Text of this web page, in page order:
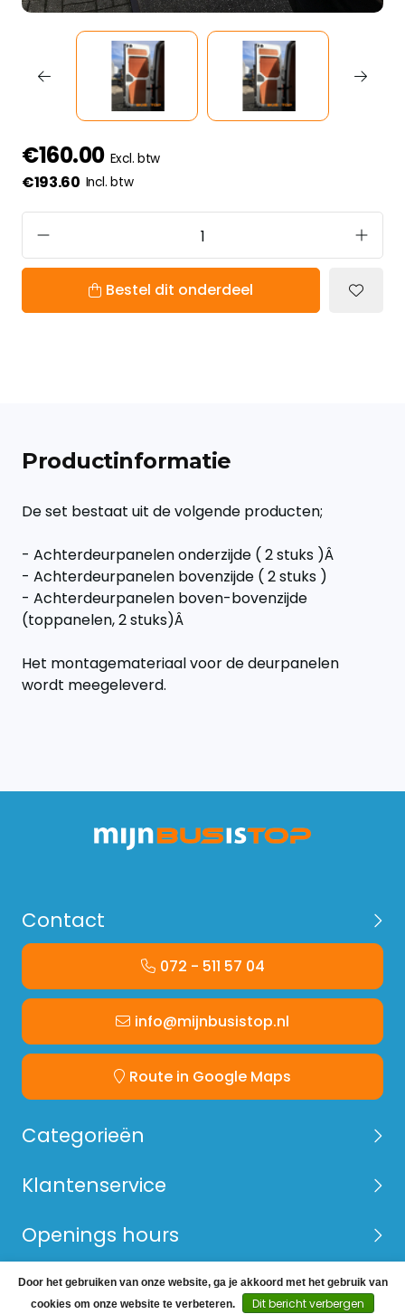
€160.00 Excl. btw
€193.60 Incl. btw
Bestel dit onderdeel
Productinformatie
De set bestaat uit de volgende producten;
- Achterdeurpanelen onderzijde ( 2 stuks )Â
- Achterdeurpanelen bovenzijde ( 2 stuks )
- Achterdeurpanelen boven-bovenzijde
(toppanelen, 2 stuks)Â
Het montagemateriaal voor de deurpanelen
wordt meegeleverd.
Contact
072 - 511 57 04
info@mijnbusistop.nl
Route in Google Maps
Categorieën
Klantenservice
Openings hours
© Copyright 2026 Mijn Bus is Top -Webshop laten
Door het gebruiken van onze website, ga je akkoord met het gebruik van
cookies om onze website te verbeteren.
Dit bericht verbergen